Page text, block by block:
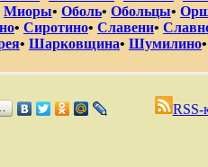
Миоры• Оболь• Обольцы•
• Сиротино• Славени•
• Шарковщина• Шумилино•
RSS-